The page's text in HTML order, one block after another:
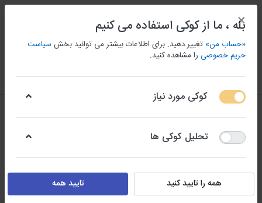
منو ورود/ثبت نام مقايسه كردن علاقه مندی سبد
×
بله ، ما از کوکی استفاده می کنیم
«حساب من» تغییر دهید. برای اطلاعات بیشتر می توانید بخش سیاست
حریم خصوصی را مشاهده کنید.
کوکی مورد نیاز
تحلیل کوکی ها
همه را تایید کنید تایید همه